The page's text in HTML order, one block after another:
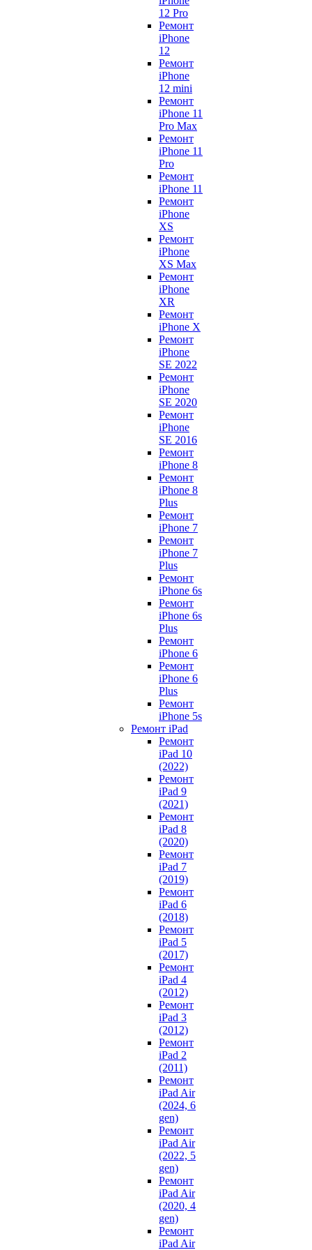
12 Pro
Ремонт
iPhone
12
Ремонт
iPhone
12 mini
Ремонт
iPhone 11
Pro Max
Ремонт
iPhone 11
Pro
Ремонт
iPhone 11
Ремонт
iPhone
XS
Ремонт
iPhone
XS Max
Ремонт
iPhone
XR
Ремонт
iPhone X
Ремонт
iPhone
SE 2022
Ремонт
iPhone
SE 2020
Ремонт
iPhone
SE 2016
Ремонт
iPhone 8
Ремонт
iPhone 8
Plus
Ремонт
iPhone 7
Ремонт
iPhone 7
Plus
Ремонт
iPhone 6s
Ремонт
iPhone 6s
Plus
Ремонт
iPhone 6
Ремонт
iPhone 6
Plus
Ремонт
iPhone 5s
Ремонт iPad
Ремонт
iPad 10
(2022)
Ремонт
iPad 9
(2021)
Ремонт
iPad 8
(2020)
Ремонт
iPad 7
(2019)
Ремонт
iPad 6
(2018)
Ремонт
iPad 5
(2017)
Ремонт
iPad 4
(2012)
Ремонт
iPad 3
(2012)
Ремонт
iPad 2
(2011)
Ремонт
iPad Air
(2024, 6
gen)
Ремонт
iPad Air
(2022, 5
gen)
Ремонт
iPad Air
(2020, 4
gen)
Ремонт
iPad Air